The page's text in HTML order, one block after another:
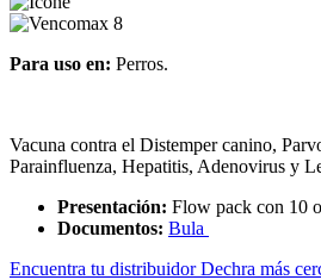
Para uso en: Perros.
Vacuna contra el Distemper canino,
Parainfluenza, Hepatitis, Adenovirus y
Presentación: Flow pack con 10
Documentos: Bula
Encuentra tu distribuidor Dechra más